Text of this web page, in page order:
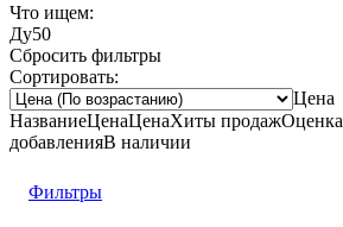
Что ищем:
Ду50
Сбросить фильтры
Сортировать:
Цена
НазваниеЦенаЦенаХиты продажОценка
добавленияВ наличии
Фильтры